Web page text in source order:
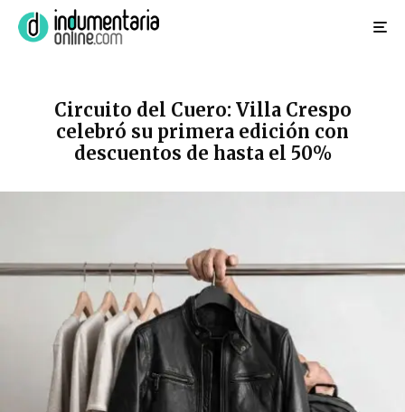
Circuito del Cuero: Villa Crespo
celebró su primera edición con
descuentos de hasta el 50%